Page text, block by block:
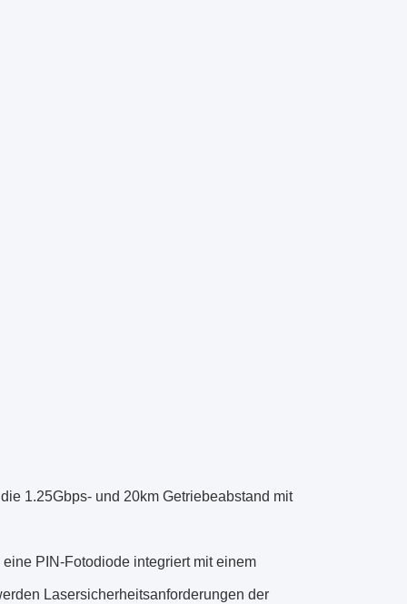
1.25Gbps- und 20km Getriebeabstand mit
PIN-Fotodiode integriert mit einem
Lasersicherheitsanforderungen der